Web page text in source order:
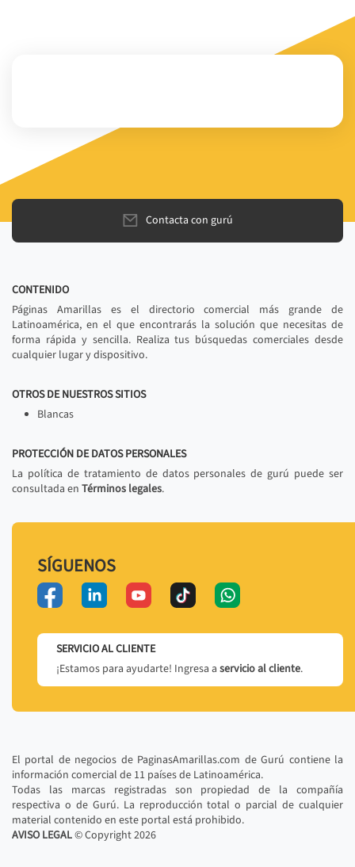
Contacta con gurú
CONTENIDO
Páginas Amarillas es el directorio comercial más grande de
Latinoamérica, en el que encontrarás la solución que necesitas de
forma rápida y sencilla. Realiza tus búsquedas comerciales desde
cualquier lugar y dispositivo.
OTROS DE NUESTROS SITIOS
Blancas
PROTECCIÓN DE DATOS PERSONALES
La política de tratamiento de datos personales de gurú puede ser
consultada en Términos legales.
SÍGUENOS
SERVICIO AL CLIENTE
¡Estamos para ayudarte! Ingresa a servicio al cliente.
El portal de negocios de PaginasAmarillas.com de Gurú contiene la
información comercial de 11 países de Latinoamérica.
Todas las marcas registradas son propiedad de la compañía
respectiva o de Gurú. La reproducción total o parcial de cualquier
material contenido en este portal está prohibido.
AVISO LEGAL© Copyright2026